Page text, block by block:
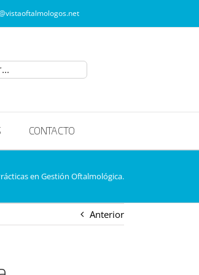
CONTACTO
en Gestión Oftalmológica.
Anterior